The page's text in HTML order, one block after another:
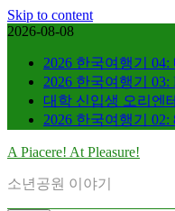
Skip to content
2026-08-08
2026 한국여행기
2026 한국여행기
대학 신입생 오리엔
2026 한국여행기
A Piacere! At Pleasure!
소년공원 이야기